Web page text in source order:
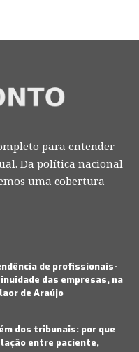
para entender
Da política nacional
uma cobertura
de profissionais-
das empresas, na
de Araújo
dos tribunais: por que
entre paciente,